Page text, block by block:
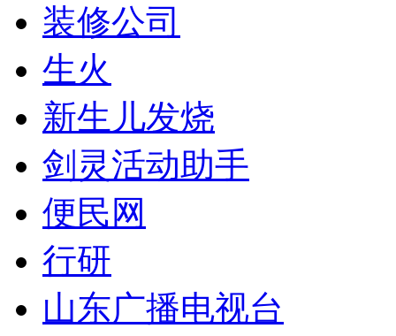
装修公司
生火
新生儿发烧
剑灵活动助手
便民网
行研
山东广播电视台